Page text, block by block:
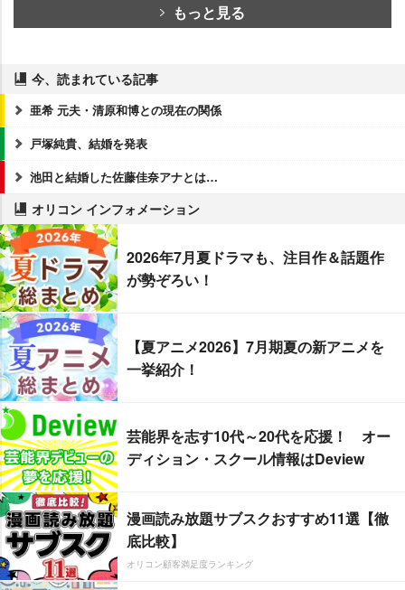
もっと見る
今、読まれている記事
亜希 元夫・清原和博との現在の関係
戸塚純貴、結婚を発表
池田と結婚した佐藤佳奈アナとは…
オリコン インフォメーション
2026年7月夏ドラマも、注目作＆話題作
が勢ぞろい！
【夏アニメ2026】7月期夏の新アニメを
一挙紹介！
芸能界を志す10代～20代を応援！ オー
ディション・スクール情報はDeview
漫画読み放題サブスクおすすめ11選【徹
底比較】
オリコン顧客満足度ランキング